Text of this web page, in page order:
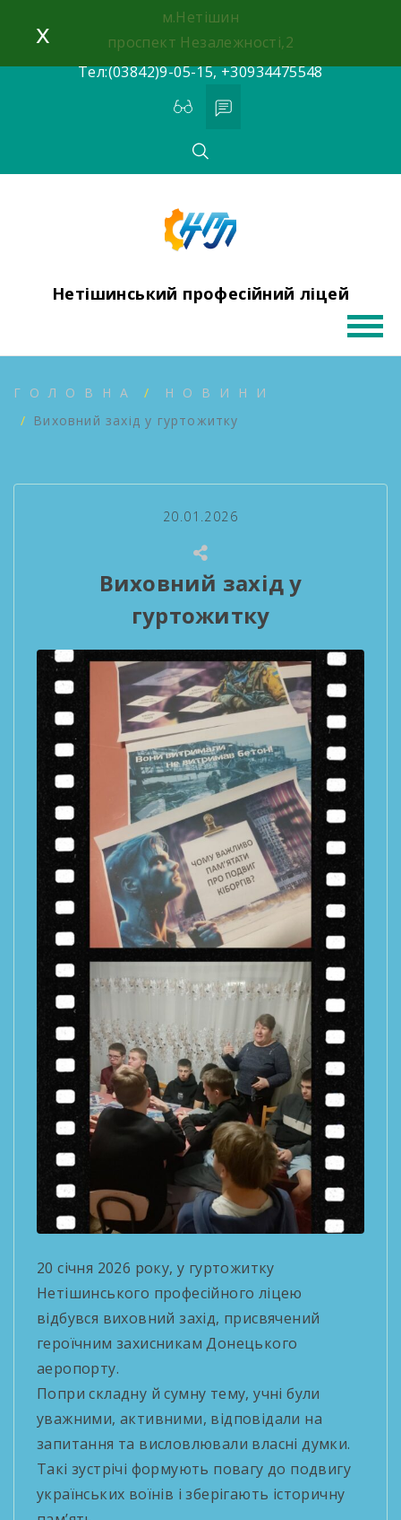
content
м.Нетішин
проспект Незалежності,2
Тел:(03842)9-05-15, +30934475548
Нетішинський професійний ліцей
ГОЛОВНА
НОВИНИ
Виховний захід у гуртожитку
20.01.2026
Виховний захід у
гуртожитку
20 січня 2026 року, у гуртожитку
Нетішинського професійного ліцею
відбувся виховний захід, присвячений
героїчним захисникам Донецького
аеропорту.
Попри складну й сумну тему, учні були
уважними, активними, відповідали на
запитання та висловлювали власні думки.
Такі зустрічі формують повагу до подвигу
українських воїнів і зберігають історичну
x